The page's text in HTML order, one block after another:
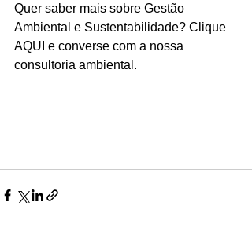
Quer saber mais sobre Gestão
Ambiental e Sustentabilidade? Clique
AQUI e converse com a nossa
consultoria ambiental.